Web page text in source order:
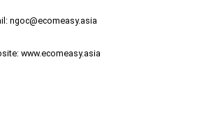
ngoc@ecomeasy.asia
www.ecomeasy.asia